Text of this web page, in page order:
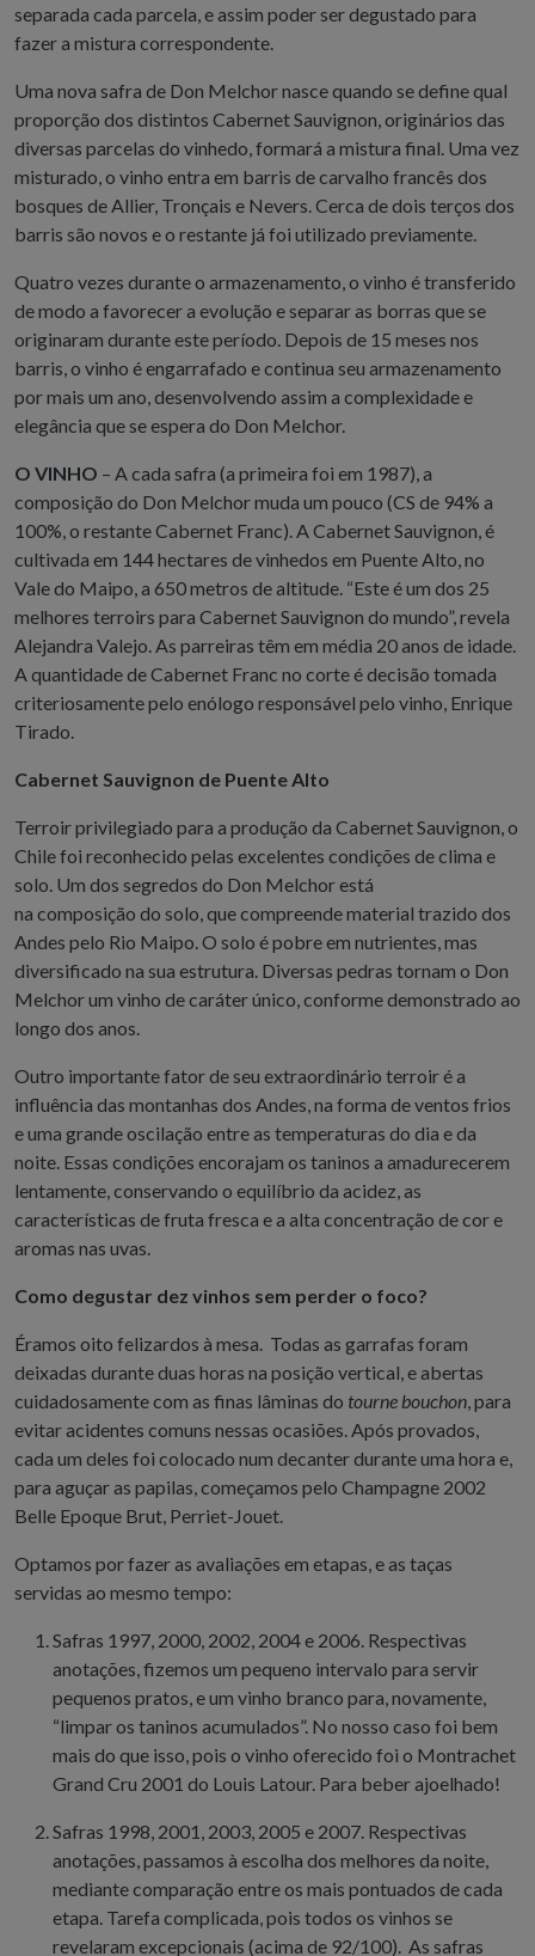
separada cada parcela, e assim poder ser degustado para
fazer a mistura correspondente.
Uma nova safra de Don Melchor nasce quando se define qual
proporção dos distintos Cabernet Sauvignon, originários das
diversas parcelas do vinhedo, formará a mistura final. Uma vez
misturado, o vinho entra em barris de carvalho francês dos
bosques de Allier, Tronçais e Nevers. Cerca de dois terços dos
barris são novos e o restante já foi utilizado previamente.
Quatro vezes durante o armazenamento, o vinho é transferido
de modo a favorecer a evolução e separar as borras que se
originaram durante este período. Depois de 15 meses nos
barris, o vinho é engarrafado e continua seu armazenamento
por mais um ano, desenvolvendo assim a complexidade e
elegância que se espera do Don Melchor.
O VINHO – A cada safra (a primeira foi em 1987), a
composição do Don Melchor muda um pouco (CS de 94% a
100%, o restante Cabernet Franc). A Cabernet Sauvignon, é
cultivada em 144 hectares de vinhedos em Puente Alto, no
Vale do Maipo, a 650 metros de altitude. “Este é um dos 25
melhores terroirs para Cabernet Sauvignon do mundo”, revela
Alejandra Valejo. As parreiras têm em média 20 anos de idade.
A quantidade de Cabernet Franc no corte é decisão tomada
criteriosamente pelo enólogo responsável pelo vinho, Enrique
Tirado.
Cabernet Sauvignon de Puente Alto
Terroir privilegiado para a produção da Cabernet Sauvignon, o
Chile foi reconhecido pelas excelentes condições de clima e
solo. Um dos segredos do Don Melchor está
na composição do solo, que compreende material trazido dos
Andes pelo Rio Maipo. O solo é pobre em nutrientes, mas
diversificado na sua estrutura. Diversas pedras tornam o Don
Melchor um vinho de caráter único, conforme demonstrado ao
longo dos anos.
Outro importante fator de seu extraordinário terroir é a
influência das montanhas dos Andes, na forma de ventos frios
e uma grande oscilação entre as temperaturas do dia e da
noite. Essas condições encorajam os taninos a amadurecerem
lentamente, conservando o equilíbrio da acidez, as
características de fruta fresca e a alta concentração de cor e
aromas nas uvas.
Como degustar dez vinhos sem perder o foco?
Éramos oito felizardos à mesa. Todas as garrafas foram
deixadas durante duas horas na posição vertical, e abertas
cuidadosamente com as finas lâminas do tourne bouchon , para
evitar acidentes comuns nessas ocasiões. Após provados,
cada um deles foi colocado num decanter durante uma hora e,
para aguçar as papilas, começamos pelo Champagne 2002
Belle Epoque Brut, Perriet-Jouet.
Optamos por fazer as avaliações em etapas, e as taças
servidas ao mesmo tempo:
Safras 1997, 2000, 2002, 2004 e 2006. Respectivas
anotações, fizemos um pequeno intervalo para servir
pequenos pratos, e um vinho branco para, novamente,
“limpar os taninos acumulados”. No nosso caso foi bem
mais do que isso, pois o vinho oferecido foi o Montrachet
Grand Cru 2001 do Louis Latour. Para beber ajoelhado!
Safras 1998, 2001, 2003, 2005 e 2007. Respectivas
anotações, passamos à escolha dos melhores da noite,
mediante comparação entre os mais pontuados de cada
etapa. Tarefa complicada, pois todos os vinhos se
revelaram excepcionais (acima de 92/100). As safras